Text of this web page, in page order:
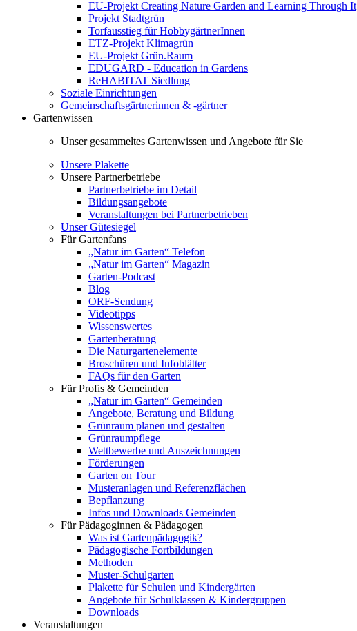
EU-Projekt Creating Nature Garden and Learning Through It
Projekt Stadtgrün
Torfausstieg für HobbygärtnerInnen
ETZ-Projekt Klimagrün
EU-Projekt Grün.Raum
EDUGARD - Education in Gardens
ReHABITAT Siedlung
Soziale Einrichtungen
Gemeinschaftsgärtnerinnen & -gärtner
Gartenwissen
Unser gesammeltes Gartenwissen und Angebote für Sie
Unsere Plakette
Unsere Partnerbetriebe
Partnerbetriebe im Detail
Bildungsangebote
Veranstaltungen bei Partnerbetrieben
Unser Gütesiegel
Für Gartenfans
„Natur im Garten“ Telefon
„Natur im Garten“ Magazin
Garten-Podcast
Blog
ORF-Sendung
Videotipps
Wissenswertes
Gartenberatung
Die Naturgartenelemente
Broschüren und Infoblätter
FAQs für den Garten
Für Profis & Gemeinden
„Natur im Garten“ Gemeinden
Angebote, Beratung und Bildung
Grünraum planen und gestalten
Grünraumpflege
Wettbewerbe und Auszeichnungen
Förderungen
Garten on Tour
Musteranlagen und Referenzflächen
Bepflanzung
Infos und Downloads Gemeinden
Für Pädagoginnen & Pädagogen
Was ist Gartenpädagogik?
Pädagogische Fortbildungen
Methoden
Muster-Schulgarten
Plakette für Schulen und Kindergärten
Angebote für Schulklassen & Kindergruppen
Downloads
Veranstaltungen